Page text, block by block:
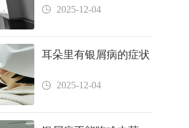
2025-12-04
耳朵里有银屑病的症状
2025-12-04